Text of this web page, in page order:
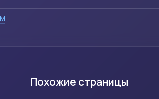
Похожие страницы